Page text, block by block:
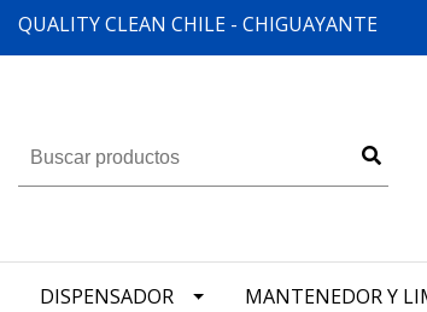
QUALITY CLEAN CHILE - CHIGUAYANTE
DISPENSADOR MANTENEDOR Y